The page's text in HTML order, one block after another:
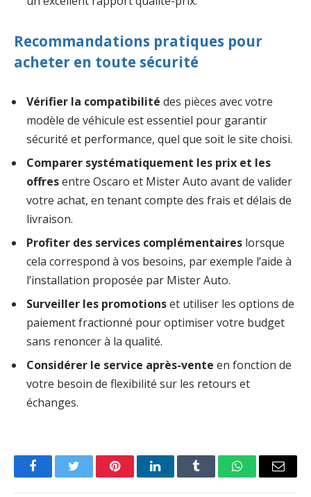
Recommandations pratiques pour
acheter en toute sécurité
Vérifier la compatibilité des pièces avec votre
modèle de véhicule est essentiel pour garantir
sécurité et performance, quel que soit le site choisi.
Comparer systématiquement les prix et les
offresentre Oscaro et Mister Auto avant de valider
votre achat, en tenant compte des frais et délais de
livraison.
Profiter des services complémentaires lorsque
cela correspond à vos besoins, par exemple l’aide à
l’installation proposée par Mister Auto.
Surveiller les promotionset utiliser les options de
paiement fractionné pour optimiser votre budget
sans renoncer à la qualité.
Considérer le service après-vente en fonction de
votre besoin de flexibilité sur les retours et
échanges.
FacebookTwitter PinterestLinkedInTumblr WhatsAppEmail